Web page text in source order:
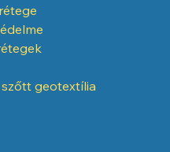
geotextília